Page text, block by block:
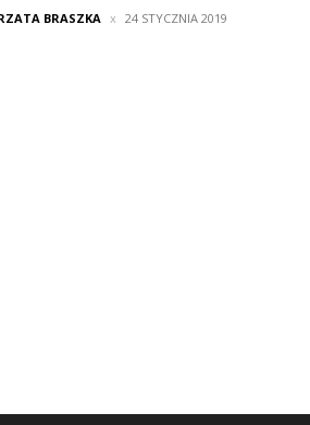
BRASZKA 24 STYCZNIA 2019